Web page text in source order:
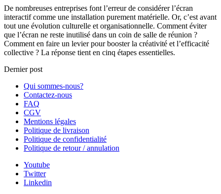
De nombreuses entreprises font l’erreur de considérer l’écran
interactif comme une installation purement matérielle. Or, c’est avant
tout une évolution culturelle et organisationnelle. Comment éviter
que l’écran ne reste inutilisé dans un coin de salle de réunion ?
Comment en faire un levier pour booster la créativité et l’efficacité
collective ? La réponse tient en cinq étapes essentielles.
Dernier post
Qui sommes-nous?
Contactez-nous
FAQ
CGV
Mentions légales
Politique de livraison
Politique de confidentialité
Politique de retour / annulation
Youtube
Twitter
Linkedin